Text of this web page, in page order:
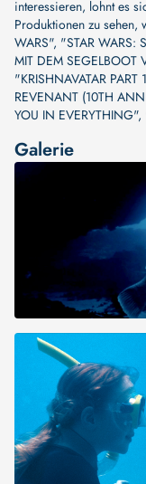
interessieren, lohnt es
Produktionen zu sehen,
WARS", "STAR WARS:
MIT DEM SEGELBOOT
"KRISHNAVATAR PART
REVENANT (10TH
YOU IN EVERYTHING",
Galerie